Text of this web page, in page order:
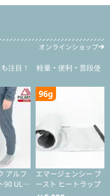
オンラインショップ
も注目！ 軽量・便利・普段使
アルフ
90 ULタ
96g
エマージェンシー ブ
ースト ヒートラップ